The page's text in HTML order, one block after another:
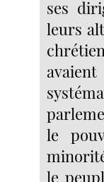
ses
leurs
le
le